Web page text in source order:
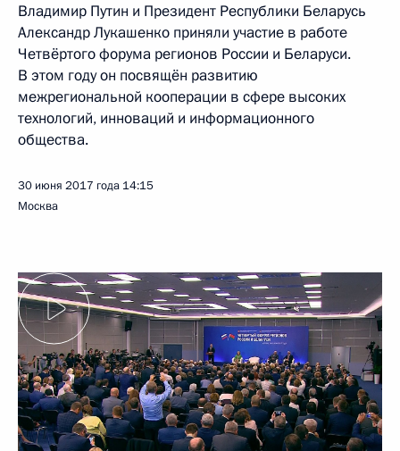
Владимир Путин и Президент Республики Беларусь
Александр Лукашенко приняли участие в работе
Четвёртого форума регионов России и Беларуси.
В этом году он посвящён развитию
межрегиональной кооперации в сфере высоких
технологий, инноваций и информационного
общества.
30 июня 2017 года 14:15
Москва